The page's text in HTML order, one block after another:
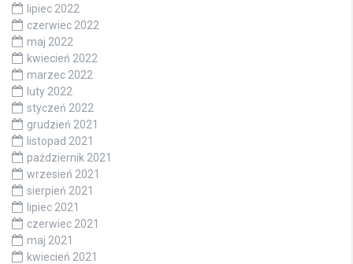
lipiec 2022
czerwiec 2022
maj 2022
kwiecień 2022
marzec 2022
luty 2022
styczeń 2022
grudzień 2021
listopad 2021
październik 2021
wrzesień 2021
sierpień 2021
lipiec 2021
czerwiec 2021
maj 2021
kwiecień 2021